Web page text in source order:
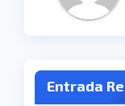
Entrada